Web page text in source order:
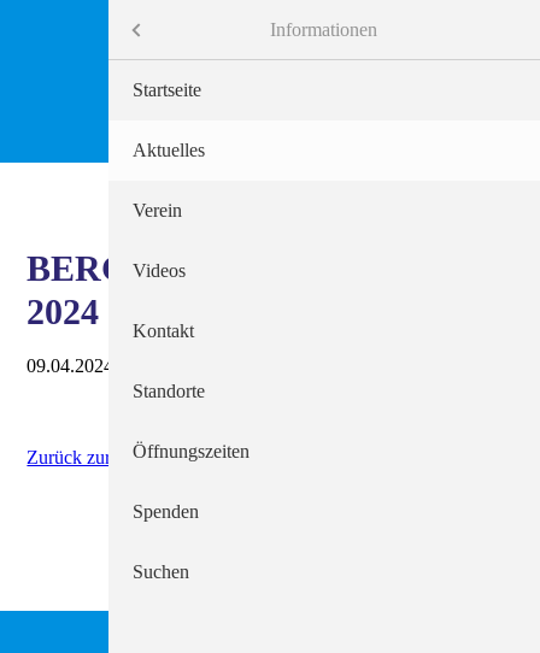
BERGSCHLÖSSCHEN-CUP
2024
09.04.2024 11:02
Zurück zur Newsübersicht
Alten- und Krankenpflege
Beratungsdienste
Arbeitgeber Diakonie
Informationen
Startseite
Aktuelles
Verein
Videos
Kontakt
Standorte
Öffnungszeiten
Spenden
Suchen